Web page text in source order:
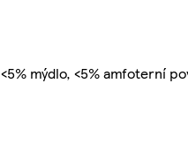
mýdlo, <5% amfoterní